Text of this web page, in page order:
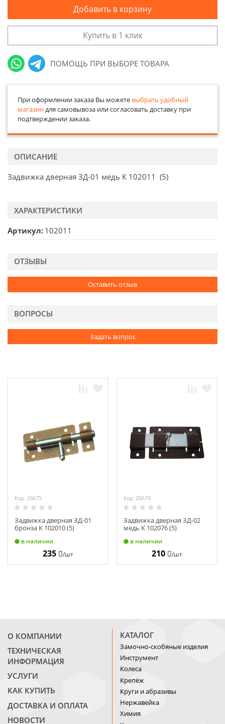
Добавить в корзину
Купить в 1 клик
ПОМОЩЬ ПРИ ВЫБОРЕ ТОВАРА
При оформлении заказа Вы можете выбрать удобный
магазиндля самовывоза или согласовать доставку при
подтверждении заказа.
ОПИСАНИЕ
Задвижка дверная ЗД-01 медь К 102011 (5)
ХАРАКТЕРИСТИКИ
Артикул 102011
ОТЗЫВЫ
Оставить отзыв
ВОПРОСЫ
Задать вопрос
Код: 26675
Задвижка дверная ЗД-01
бронза К 102010 (5)
в наличии
235 /шт
Код: 26679
Задвижка дверная ЗД-02
медь К 102076 (5)
в наличии
210 /шт
О КОМПАНИИ
ТЕХНИЧЕСКАЯ
ИНФОРМАЦИЯ
УСЛУГИ
КАК КУПИТЬ
ДОСТАВКА И ОПЛАТА
НОВОСТИ
КАТАЛОГ
Замочно-скобяные изделия
Инструмент
Колеса
Крепёж
Круги и абразивы
Нержавейка
Химия